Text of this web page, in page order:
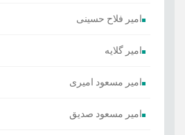
امیر فلاح حسینی
امیر گلایه
امیر مسعود امیری
امیر مسعود صدیق